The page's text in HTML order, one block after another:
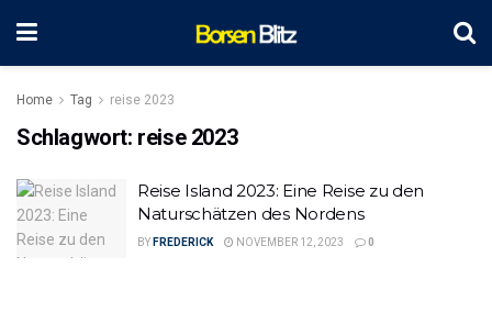
Home Tag reise 2023
Schlagwort: reise 2023
Reise Island 2023: Eine Reise zu den
Naturschätzen des Nordens
BY FREDERICK NOVEMBER 12, 2023 0